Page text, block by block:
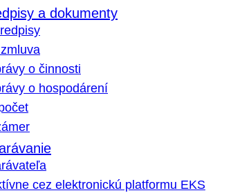
a dokumenty
o činnosti
o hospodárení
cez elektronickú platformu EKS